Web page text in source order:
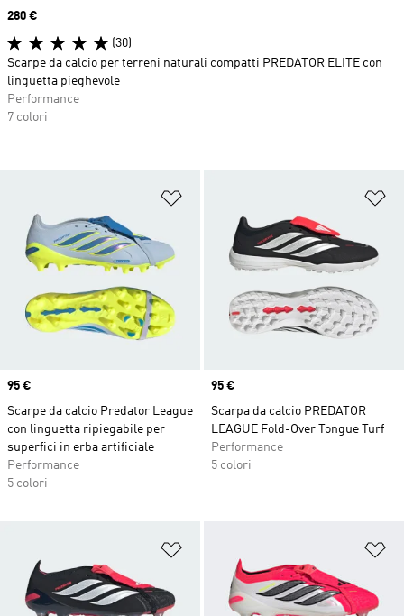
Aggiungi alla lista dei desideri
Price
95 €
Scarpe da calcio Predator League
con linguetta ripiegabile per
superfici in erba artificiale
Performance
5 colori
Price
95 €
Scarpa da calcio PREDATOR
LEAGUE Fold-Over Tongue Turf
Performance
5 colori
Aggiungi alla lista dei desideri
Price
280 €
(30)
Scarpe da calcio per terreni naturali compatti PREDATOR ELITE con
linguetta pieghevole
Performance
7 colori